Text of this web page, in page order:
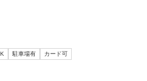
駐車場有 カード可